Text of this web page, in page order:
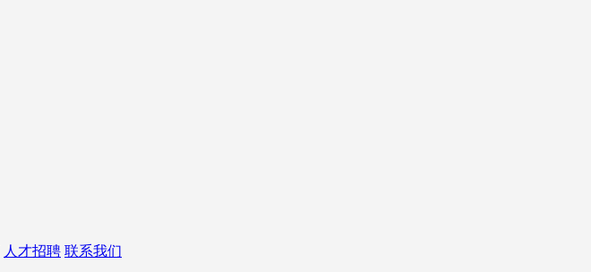
人才招聘 联系我们